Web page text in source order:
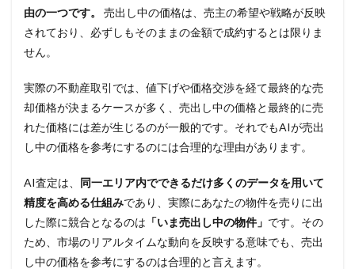
由の一つです。 売出し中の価格は、売主の希望や戦略が反映
されており、必ずしもそのままの金額で成約するとは限りま
せん。
実際の不動産取引では、値下げや価格交渉を経て最終的な売
却価格が決まるケースが多く、売出し中の価格と最終的に売
れた価格には差が生じるのが一般的です。それでもAIが売出
し中の価格を参考にするのには合理的な理由があります。
AI査定は、 同一エリア内でできるだけ多くのデータを用いて
精度を高める仕組みであり、実際にあなたの物件を売りに出
した際に競合となるのは 「いま売出し中の物件」 です。その
ため、市場のリアルタイムな動向を反映する意味でも、売出
し中の価格を参考にするのは合理的と言えます。